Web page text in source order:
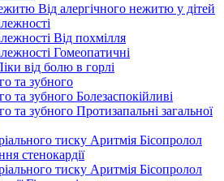
Від алергічного нежитю у дітей
Від похмілля
Гомеопатичні
від болю в горлі
та зубного
та зубного Болезаспокійливі
та зубного Протизапальні загальної
тиску Аритмія Бісопролол
стенокардії
тиску Аритмія Бісопролол